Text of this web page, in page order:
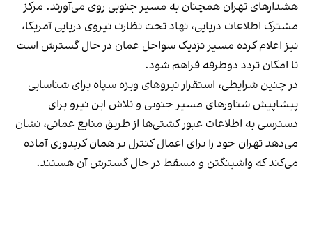
هشدارهای تهران همچنان به مسیر جنوبی روی می‌آورند. مرکز
مشترک اطلاعات دریایی، نهاد تحت نظارت نیروی دریایی آمریکا،
نیز اعلام کرده مسیر نزدیک سواحل عمان در حال گسترش است
تا امکان تردد دوطرفه فراهم شود.
در چنین شرایطی، استقرار نیروهای ویژه سپاه برای شناسایی
پیشاپیش شناورهای مسیر جنوبی و تلاش این نیرو برای
دسترسی به اطلاعات عبور کشتی‌ها از طریق منابع عمانی، نشان
می‌دهد تهران خود را برای اعمال کنترل بر همان کریدوری آماده
می‌کند که واشینگتن و مسقط در حال گسترش آن هستند.